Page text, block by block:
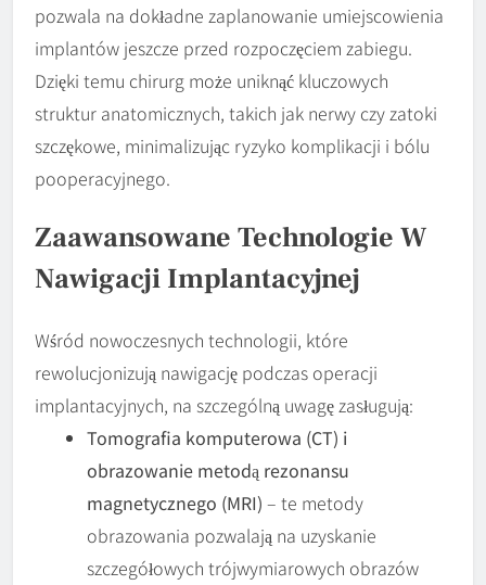
pozwala na dokładne zaplanowanie umiejscowienia
implantów jeszcze przed rozpoczęciem zabiegu.
Dzięki temu chirurg może uniknąć kluczowych
struktur anatomicznych, takich jak nerwy czy zatoki
szczękowe, minimalizując ryzyko komplikacji i bólu
pooperacyjnego.
Zaawansowane Technologie W
Nawigacji Implantacyjnej
Wśród nowoczesnych technologii, które
rewolucjonizują nawigację podczas operacji
implantacyjnych, na szczególną uwagę zasługują:
Tomografia komputerowa (CT) i
obrazowanie metodą rezonansu
magnetycznego (MRI) – te metody
obrazowania pozwalają na uzyskanie
szczegółowych trójwymiarowych obrazów